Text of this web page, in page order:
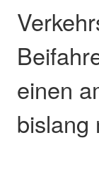
einen
bislang